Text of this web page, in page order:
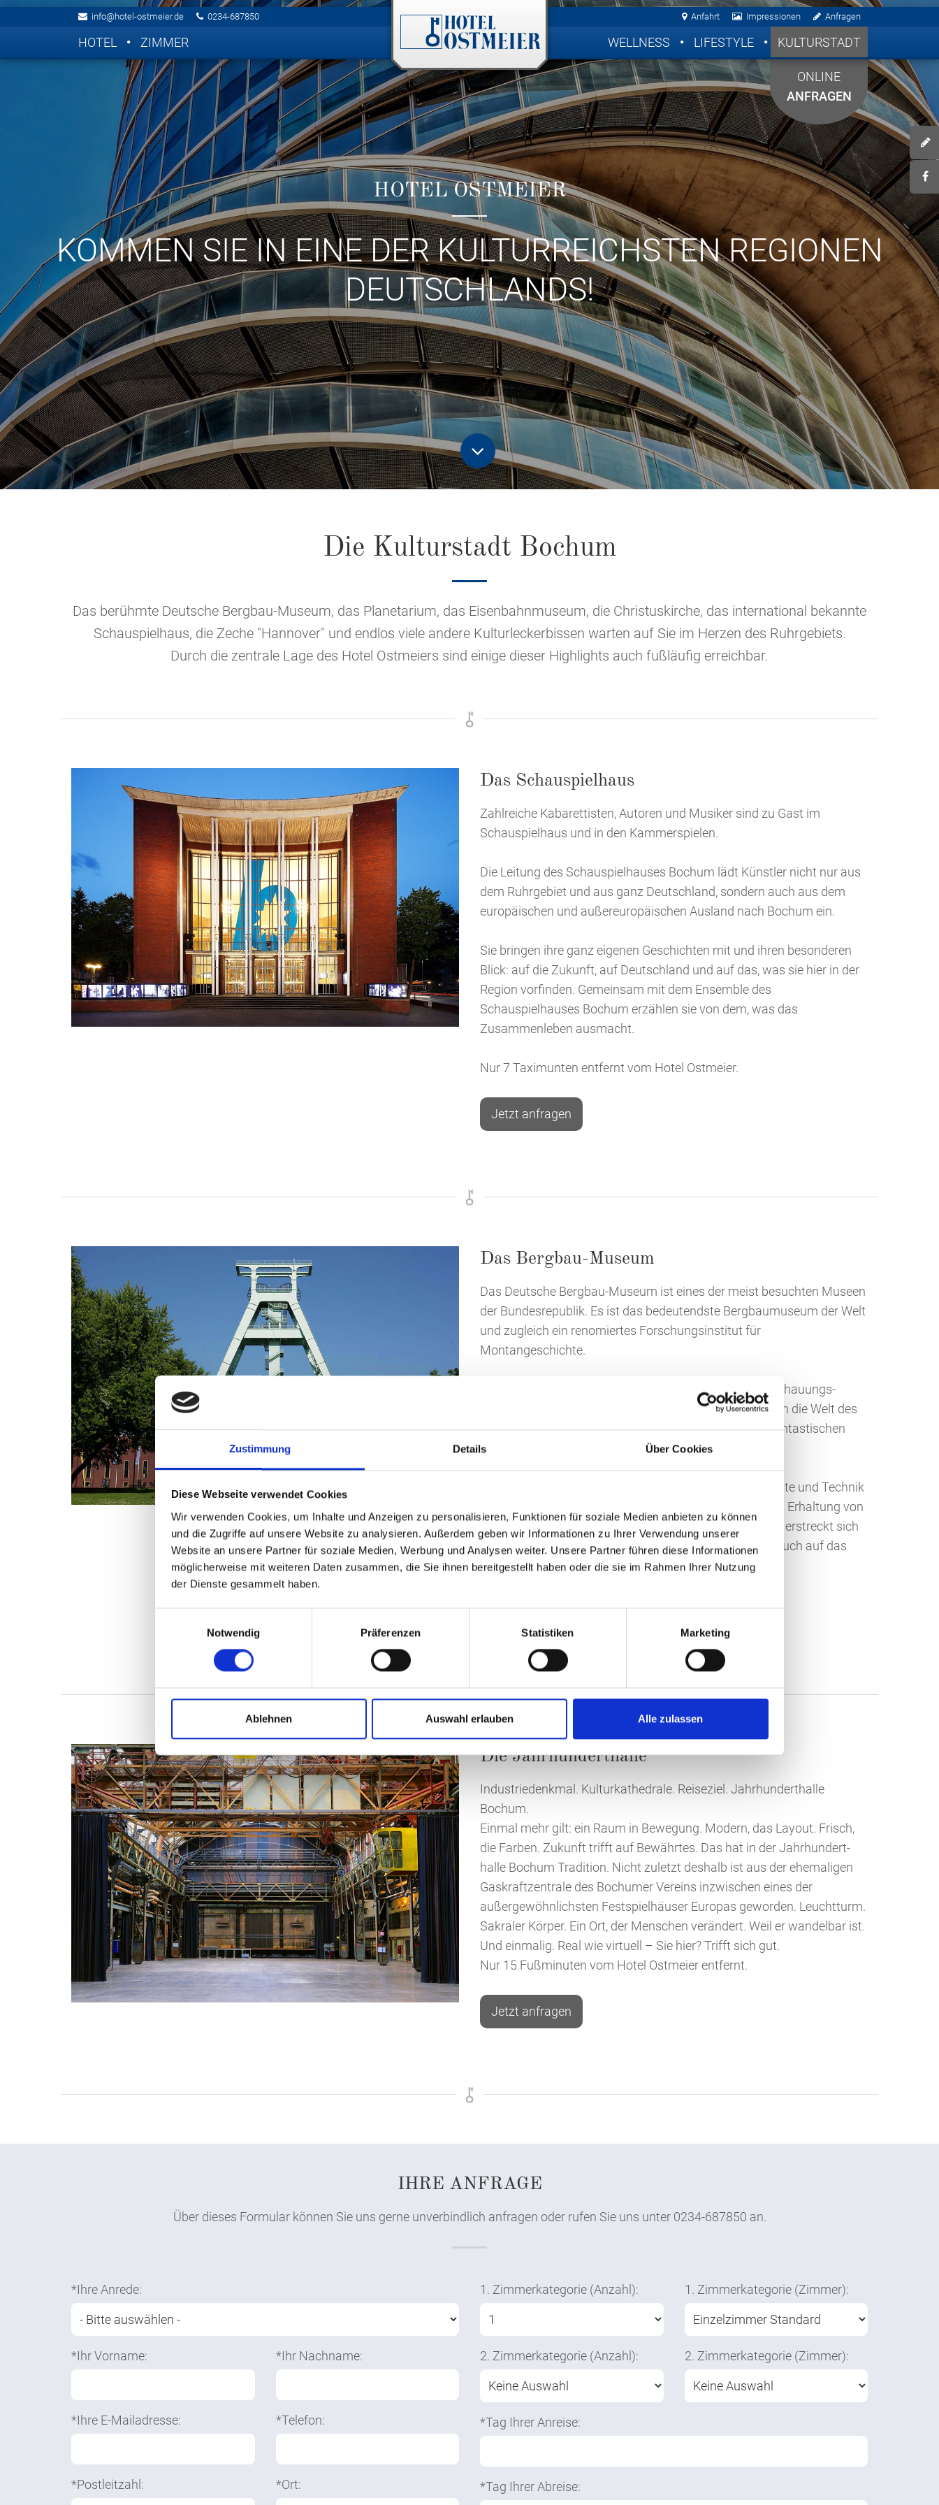
Zustimmung Details Über Cookies
Diese Webseite verwendet Cookies
Wir verwenden Cookies, um Inhalte und Anzeigen zu personalisieren, Funktionen für soziale Medien anbieten zu können
und die Zugriffe auf unsere Website zu analysieren. Außerdem geben wir Informationen zu Ihrer Verwendung unserer
Website an unsere Partner für soziale Medien, Werbung und Analysen weiter. Unsere Partner führen diese Informationen
möglicherweise mit weiteren Daten zusammen, die Sie ihnen bereitgestellt haben oder die sie im Rahmen Ihrer Nutzung
der Dienste gesammelt haben.
Notwendig
Präferenzen Statistiken Marketing
Ablehnen Auswahl erlauben Alle zulassen
info@hotel-ostmeier.de 0234-687850 Anfahrt Impressionen Anfragen
HOTEL ZIMMER WELLNESS LIFESTYLE KULTURSTADT
ONLINE
ANFRAGEN
HOTEL OSTMEIER
KOMMEN SIE IN EINE DER KULTURREICHSTEN REGIONEN
DEUTSCHLANDS!
Die Kulturstadt Bochum
Das berühmte Deutsche Bergbau-Museum, das Planetarium, das Eisenbahnmuseum, die Christuskirche, das international bekannte
Schauspielhaus, die Zeche "Hannover" und endlos viele andere Kulturleckerbissen warten auf Sie im Herzen des Ruhrgebiets.
Durch die zentrale Lage des Hotel Ostmeiers sind einige dieser Highlights auch fußläufig erreichbar.
Das Schauspielhaus
Zahlreiche Kabarettisten, Autoren und Musiker sind zu Gast im
Schauspielhaus und in den Kammerspielen.
Die Leitung des Schauspielhauses Bochum lädt Künstler nicht nur aus
dem Ruhrgebiet und aus ganz Deutschland, sondern auch aus dem
europäischen und außereuropäischen Ausland nach Bochum ein.
Sie bringen ihre ganz eigenen Geschichten mit und ihren besonderen
Blick: auf die Zukunft, auf Deutschland und auf das, was sie hier in der
Region vorfinden. Gemeinsam mit dem Ensemble des
Schauspielhauses Bochum erzählen sie von dem, was das
Zusammenleben ausmacht.
Nur 7 Taximunten entfernt vom Hotel Ostmeier.
Jetzt anfragen
Das Bergbau-Museum
Das Deutsche Bergbau-Museum ist eines der meist besuchten Museen
der Bundesrepublik. Es ist das bedeutendste Bergbaumuseum der Welt
und zugleich ein renomiertes Forschungsinstitut für
Montangeschichte.
Übertägige Ausstellungen und ein originalgetreues Anschauungs-
bergwerk unter Tage eröffnen den Besuchern Einblicke in die Welt des
Bergbaus. Zusätzlich bietet das Fördergerüst einen phantastischen
Blick über Bochum und das Ruhrgebiet.
Forschungsbereiche der Wissenschaftler sind "Geschichte und Technik
des Montanwesens" sowie "Dokumentation, Schutz und Erhaltung von
Kulturgut vor allem des Montanwesens". Die Forschung erstreckt sich
dementsprechend nicht nur auf den Bergbau, sondern auch auf das
Hüttenwesen..
Jetzt anfragen
Die Jahrhunderthalle
Industriedenkmal. Kulturkathedrale. Reiseziel. Jahrhunderthalle
Bochum.
Einmal mehr gilt: ein Raum in Bewegung. Modern, das Layout. Frisch,
die Farben. Zukunft trifft auf Bewährtes. Das hat in der Jahrhundert-
halle Bochum Tradition. Nicht zuletzt deshalb ist aus der ehemaligen
Gaskraftzentrale des Bochumer Vereins inzwischen eines der
außergewöhnlichsten Festspielhäuser Europas geworden. Leuchtturm.
Sakraler Körper. Ein Ort, der Menschen verändert. Weil er wandelbar ist.
Und einmalig. Real wie virtuell – Sie hier? Trifft sich gut.
Nur 15 Fußminuten vom Hotel Ostmeier entfernt.
Jetzt anfragen
IHRE ANFRAGE
Über dieses Formular können Sie uns gerne unverbindlich anfragen oder rufen Sie uns unter 0234-687850 an.
*Ihre Anrede:
*Ihr Vorname: *Ihr Nachname:
*Ihre E-Mailadresse: *Telefon:
*Postleitzahl: *Ort:
1. Zimmerkategorie (Anzahl): 1. Zimmerkategorie (Zimmer):
2. Zimmerkategorie (Anzahl): 2. Zimmerkategorie (Zimmer):
*Tag Ihrer Anreise:
*Tag Ihrer Abreise: